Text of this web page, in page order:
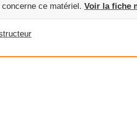
ce matériel. Voir la fiche